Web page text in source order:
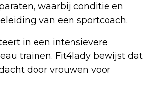
waarbij conditie en
van een sportcoach.
in een intensievere
trainen. Fit4lady bewijst dat
door vrouwen voor